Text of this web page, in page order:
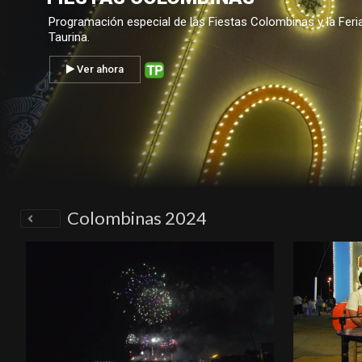
Programación especial de las Fiestas Colombinas y la
Taurina.
Ver ahora
Colombinas 2024